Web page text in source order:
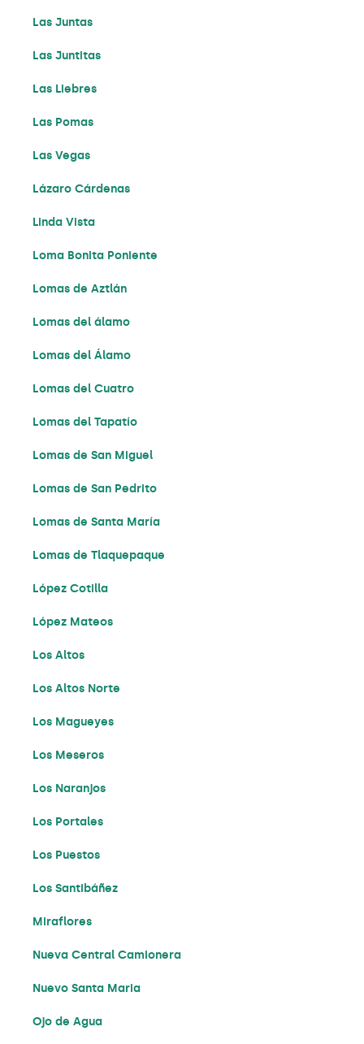
Las Juntas
Las Juntitas
Las Liebres
Las Pomas
Las Vegas
Lázaro Cárdenas
Linda Vista
Loma Bonita Poniente
Lomas de Aztlán
Lomas del álamo
Lomas del Álamo
Lomas del Cuatro
Lomas del Tapatío
Lomas de San Miguel
Lomas de San Pedrito
Lomas de Santa María
Lomas de Tlaquepaque
López Cotilla
López Mateos
Los Altos
Los Altos Norte
Los Magueyes
Los Meseros
Los Naranjos
Los Portales
Los Puestos
Los Santibáñez
Miraflores
Nueva Central Camionera
Nuevo Santa Maria
Ojo de Agua